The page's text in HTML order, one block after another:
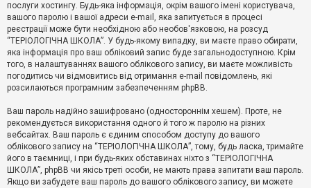
П
о
ш
у
Д
о
м
о
г
послуги хостингу. Будь-яка інформація, окрім вашого імені користувача,
вашого паролю і вашої адреси e-mail, яка запитується в процесі
реєстрації може бути необхідною або необов'язковою, на розсуд
“ТЕРІОЛОГІЧНА ШКОЛА”. У будь-якому випадку, ви маєте право обирати,
яка інформація про ваш обліковий запис буде загальнодоступною. Крім
того, в налаштуваннях вашого облікового запису, ви маєте можливість
погодитись чи відмовитись від отримання e-mail повідомлень, які
розсилаються програмним забезпеченням phpBB.
Ваш пароль надійно зашифровано (одностороннім хешем). Проте, не
рекомендується використання одного й того ж паролю на різних
вебсайтах. Ваш пароль є єдиним способом доступу до вашого
облікового запису на “ТЕРІОЛОГІЧНА ШКОЛА”, тому, будь ласка, тримайте
його в таємниці, і при будь-яких обставинах ніхто з “ТЕРІОЛОГІЧНА
ШКОЛА”, phpBB чи якісь треті особи, не мають права запитати ваш пароль.
Якщо ви забудете ваш пароль до вашого облікового запису, ви можете